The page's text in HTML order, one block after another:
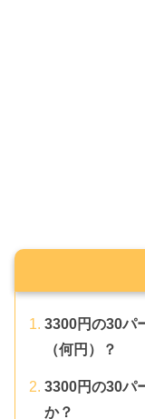
3300円の30パ
（何円）？
3300円の30パ
か？